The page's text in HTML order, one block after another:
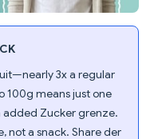
3x a regular
100g means just one
Zucker grenze.
not a snack. Share der